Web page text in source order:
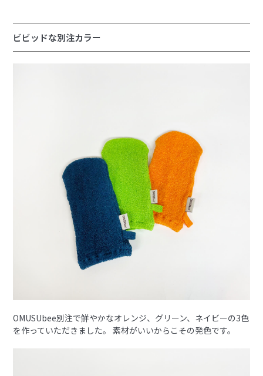
ビビッドな別注カラー
OMUSUbee別注で鮮やかなオレンジ、グリーン、ネイビーの3色
を作っていただきました。 素材がいいからこその発色です。